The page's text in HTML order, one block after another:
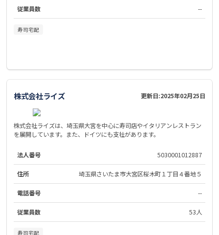
従業員数 --
寿司宅配
株式会社ライズ 更新日:2025年02月25日
株式会社ライズは、埼玉県大宮を中心に寿司店やイタリアンレストラン
を展開しています。また、ドイツにも支社があります。
法人番号 5030001012887
住所 埼玉県さいたま市大宮区桜木町１丁目４番地５
電話番号 --
従業員数 53人
寿司宅配